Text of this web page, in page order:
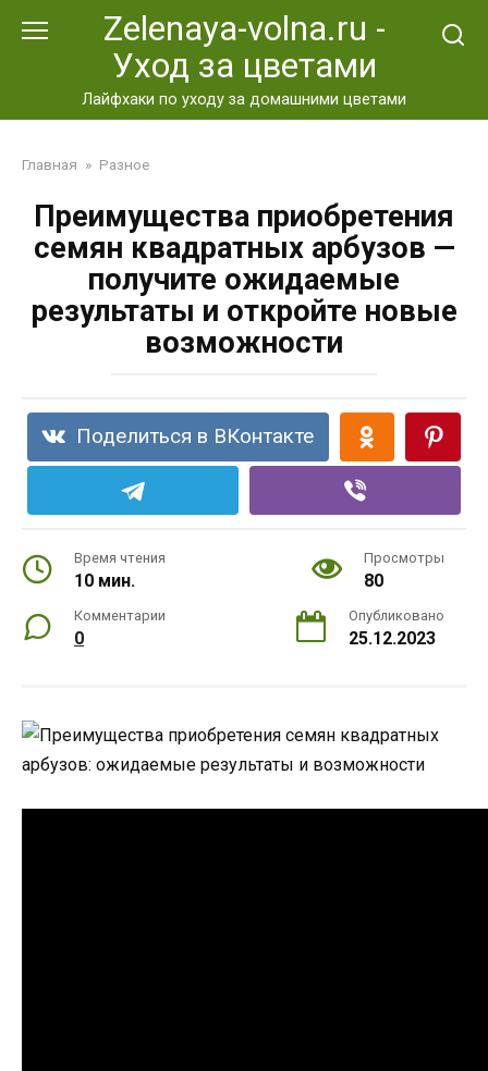
Zelenaya-volna.ru -
Уход за цветами
Лайфхаки по уходу за домашними цветами
Главная » Разное
Преимущества приобретения
семян квадратных арбузов —
получите ожидаемые
результаты и откройте новые
возможности
Поделиться в ВКонтакте
Время чтения
10 мин.
Просмотры
80
Комментарии
0
Опубликовано
25.12.2023